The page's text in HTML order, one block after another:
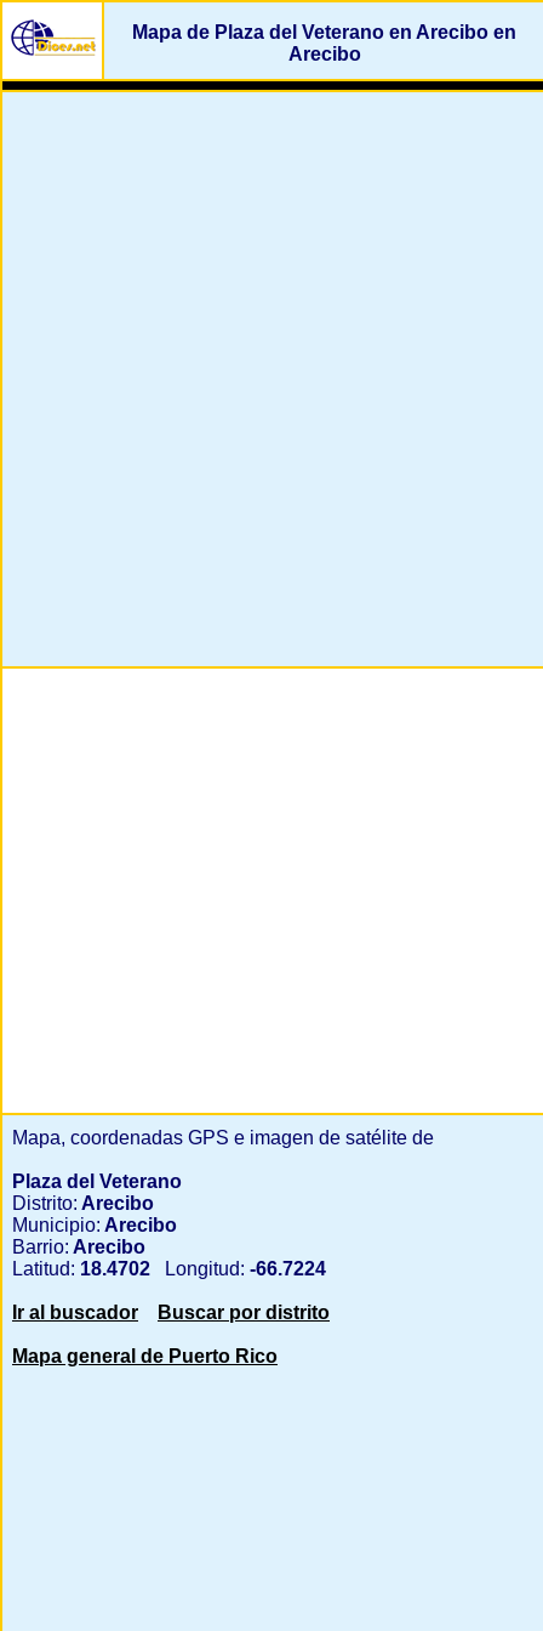
Mapa de Plaza del Veterano en Arecibo en
Arecibo
Mapa, coordenadas GPS e imagen de satélite de
Plaza del Veterano
Distrito: Arecibo
Municipio: Arecibo
Barrio: Arecibo
Latitud: 18.4702 Longitud: -66.7224
Ir al buscador Buscar por distrito
Mapa general de Puerto Rico